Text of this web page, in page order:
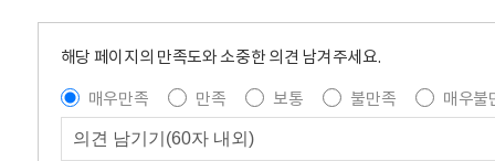
해당 페이지의 만족도와 소중한 의견 남겨주세요.
매우만족
만족 보통 불만족 매우불